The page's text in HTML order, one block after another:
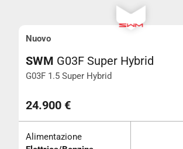
Nuovo
SWM G03F Super Hybrid
G03F 1.5 Super Hybrid
24.900 €
Alimentazione